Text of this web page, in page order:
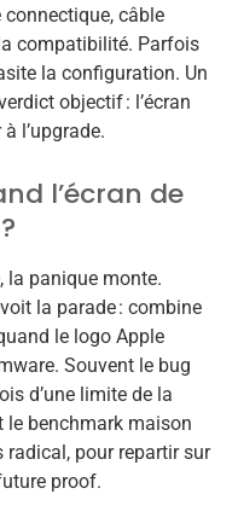
câble
compatibilité. Parfois
la configuration. Un
objectif : l’écran
l’upgrade.
l’écran de
la panique monte.
la parade : combine
le logo Apple
Souvent le bug
d’une limite de la
le benchmark maison
radical, pour repartir sur
proof.